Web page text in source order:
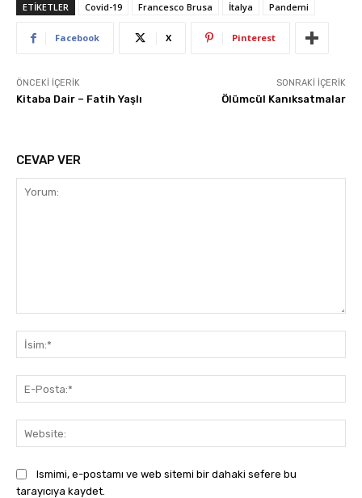
ETIKETLER Covid-19 Francesco Brusa İtalya Pandemi
Facebook X Pinterest
ÖNCEKI İÇERIK
Kitaba Dair – Fatih Yaşlı
SONRAKI İÇERIK
Ölümcül Kanıksatmalar
CEVAP VER
Ismimi, e-postamı ve web sitemi bir dahaki sefere bu
tarayıcıya kaydet.